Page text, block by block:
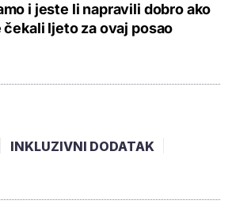
i jeste li napravili dobro ako
čekali ljeto za ovaj posao
INKLUZIVNI DODATAK